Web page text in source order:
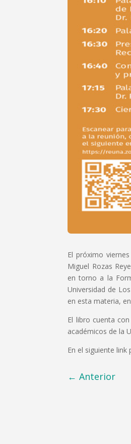
El próximo
Miguel Rozas
en torno a la
Universidad de
en esta materia,
El libro cuenta
académicos de la
En el siguiente
←Anterior